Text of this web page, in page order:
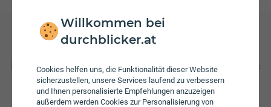
Willkommen bei
durchblicker.at
Cookies helfen uns, die Funktionalität dieser Website
sicherzustellen, unsere Services laufend zu verbessern
und Ihnen personalisierte Empfehlungen anzuzeigen
außerdem werden Cookies zur Personalisierung von
Beim Tarif GLASFASER öFIBER Gigabit fallen monatliche
Gebühren von € 97,00 an. Weiters fallen einmalige
Gebühren von bis zu € 99,00 an.